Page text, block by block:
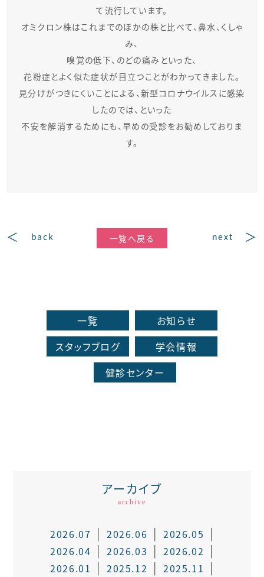
て流行しています。
オミクロン株はこれまでのほかの株と比べて、鼻水、くしゃ
み、
嗅覚の低下、のどの痛みといった、
花粉症とよく似た症状が目立つことがわかってきました。
見分けがつきにくいことによる、新型コロナウイルスに感染
したのでは、 といった
不安を解消するためにも、早めの受診をお勧めしておりま
す。
back 一覧へ戻る next
一覧
お知らせ
スタッフブログ
学会情報
健診センター
アーカイブ
archive
2026.07 2026.06
2026.05
2026.04
2026.03
2026.02
2026.01
2025.12
2025.11